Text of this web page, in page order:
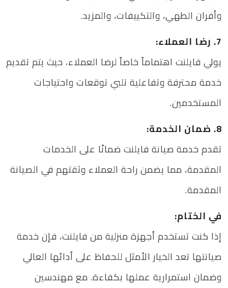
وأفران الطهي، والتكييفات، والمزيد.
7. رضا العملاء:
يولي فايلنت اهتماماً خاصاً لرضا العملاء، حيث يتم تقديم
خدمة محترفة وتفاعلية تلبي توقعات واحتياجات
المستخدمين.
8. ضمان الخدمة:
تقدم خدمة صيانة فايلنت ضمانًا على الخدمات
المقدمة، مما يضمن راحة العملاء وثقتهم في الصيانة
المقدمة.
في الختام:
إذا كنت تستخدم أجهزة منزلية من فايلنت، فإن خدمة
صيانتها تعد الخيار الأمثل للحفاظ على أدائها العالي
وضمان استمرارية عملها بكفاءة. مع مهندسين